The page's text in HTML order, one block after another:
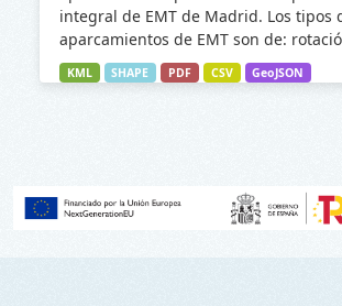
integral de EMT de Madrid. Los tipos
aparcamientos de EMT son de:
KML SHAPE PDF CSV GeoJSON